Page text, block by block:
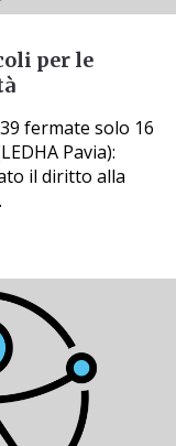
per le
fermate solo 16
Pavia):
il diritto alla